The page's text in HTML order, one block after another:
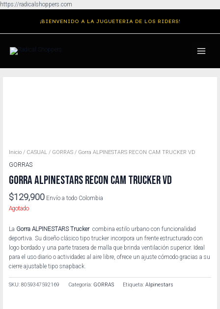
https://radicalshoppers.com
contenido
¡BIENVENIDO A LA JUGUETERIA DE LOS RIDERS!
MENU
Inicio / CASUAL / GORRAS / Gorra ALPINESTARS RECON CAM TRUCKER VD
GORRAS
GORRA ALPINESTARS RECON CAM TRUCKER VD
$129,900 Envío a todo Colombia
Agotado
La Gorra ALPINESTARS Trucker combina estilo urbano con funcionalidad
deportiva. Su diseño clásico tipo trucker incorpora un frente estructurado con
logo bordado y una parte trasera de malla que brinda ventilación superior. Ideal
para el uso diario o actividades al aire libre, ofrece un ajuste cómodo gracias a su
cierre ajustable tipo snapback.
SKU:8059347592169 Categoría: GORRAS Etiqueta:Alpinestars